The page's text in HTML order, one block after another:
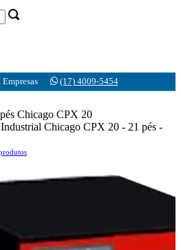
Empresas (17) 4009-5454
Chicago CPX 20
Chicago CPX 20 - 21 pés -